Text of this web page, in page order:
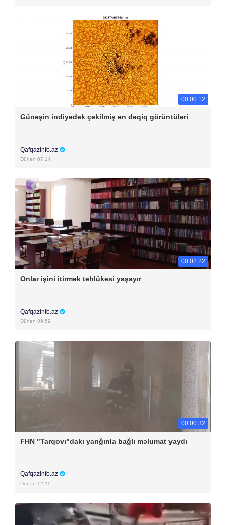
00:00:12
Günəşin indiyədək çəkilmiş ən dəqiq görüntüləri
Qafqazinfo.az
Dünən 07:14
00:02:22
Onlar işini itirmək təhlükəsi yaşayır
Qafqazinfo.az
Dünən 09:59
00:00:32
FHN "Tarqovı"dakı yanğınla bağlı məlumat yaydı
Qafqazinfo.az
Dünən 12:11